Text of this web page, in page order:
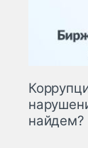
найдем?